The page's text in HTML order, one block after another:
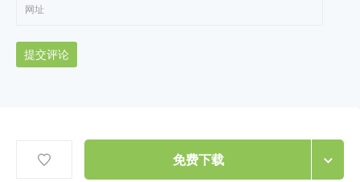
提交评论
免费下载